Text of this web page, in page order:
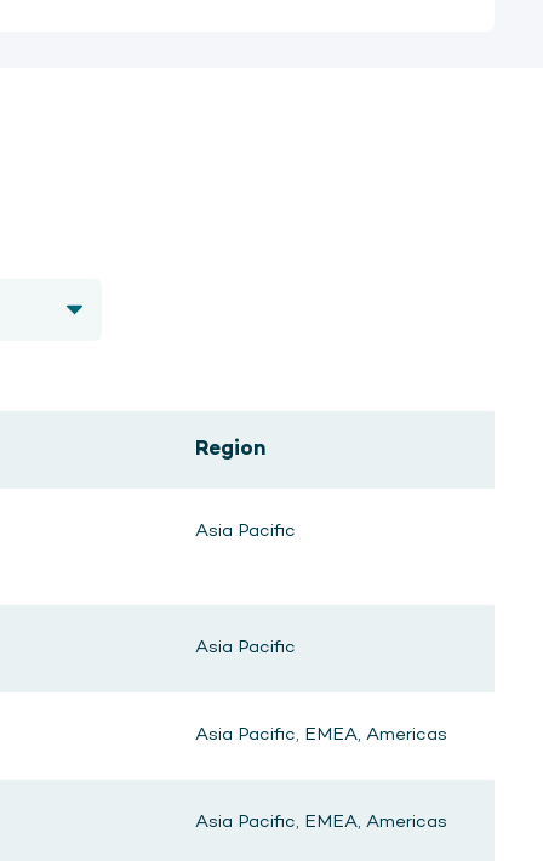
Region
Asia Pacific
Asia Pacific
Asia Pacific, EMEA, Americas
Asia Pacific, EMEA, Americas